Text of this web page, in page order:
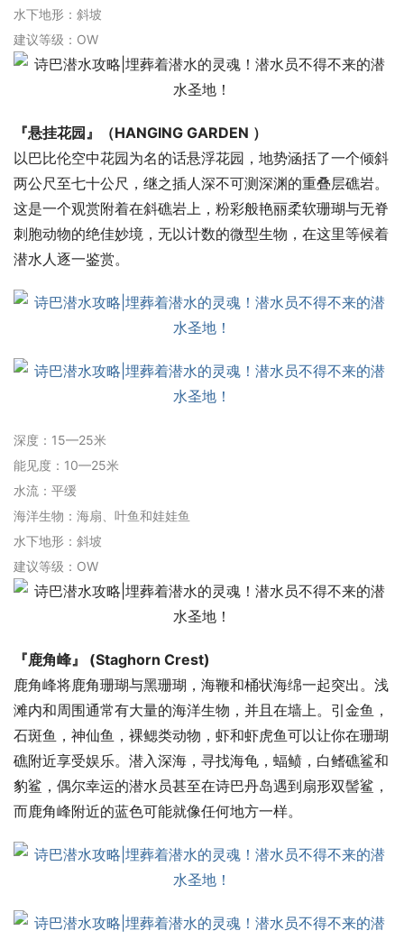
水下地形：斜坡
建议等级：OW
『悬挂花园』（HANGING GARDEN ）
以巴比伦空中花园为名的话悬浮花园，地势涵括了一个倾斜
两公尺至七十公尺，继之插人深不可测深渊的重叠层礁岩。
这是一个观赏附着在斜礁岩上，粉彩般艳丽柔软珊瑚与无脊
刺胞动物的绝佳妙境，无以计数的微型生物，在这里等候着
潜水人逐一鉴赏。
深度：15—25米
能见度：10—25米
水流：平缓
海洋生物：海扇、叶鱼和娃娃鱼
水下地形：斜坡
建议等级：OW
『鹿角峰』 (Staghorn Crest)
鹿角峰将鹿角珊瑚与黑珊瑚，海鞭和桶状海绵一起突出。浅
滩内和周围通常有大量的海洋生物，并且在墙上。引金鱼，
石斑鱼，神仙鱼，裸鳃类动物，虾和虾虎鱼可以让你在珊瑚
礁附近享受娱乐。潜入深海，寻找海龟，蝠鲼，白鳍礁鲨和
豹鲨，偶尔幸运的潜水员甚至在诗巴丹岛遇到扇形双髻鲨，
而鹿角峰附近的蓝色可能就像任何地方一样。